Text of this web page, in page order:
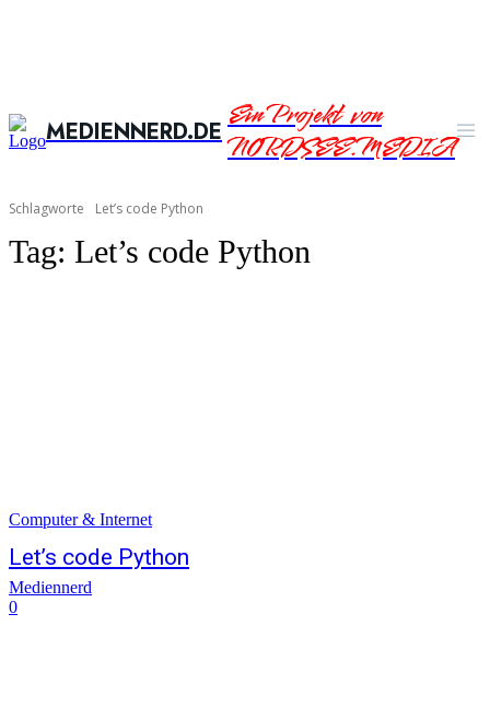
MEDIENNERD.DEEin Projekt von
NORDSEE.MEDIA
Schlagworte Let’s code Python
Tag: Let’s code Python
Computer & Internet
Let’s code Python
Mediennerd
0